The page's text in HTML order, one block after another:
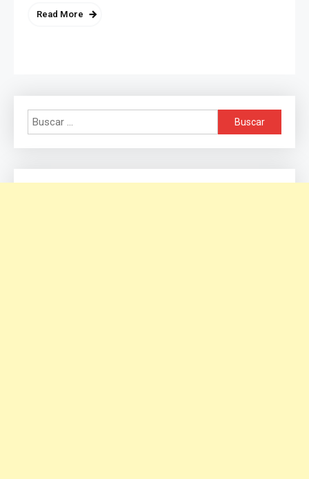
Read More
Buscar: